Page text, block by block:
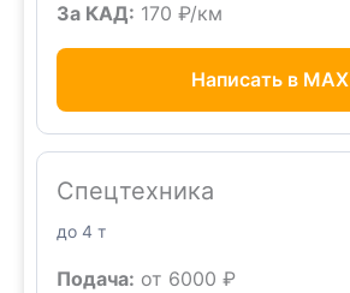
За КАД: 170 ₽/км
Написать в MAX
Спецтехника
до 4 т
Подача: от 6000 ₽